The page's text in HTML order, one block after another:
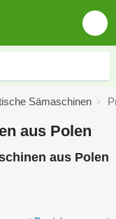
Sämaschinen
aus Polen
aus Polen